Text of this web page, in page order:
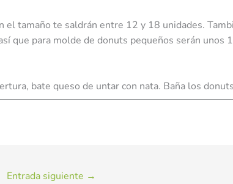
tamaño te saldrán entre 12 y 18 unidades.
que para molde de donuts pequeños serán unos
bate queso de untar con nata. Baña los
Entrada siguiente →